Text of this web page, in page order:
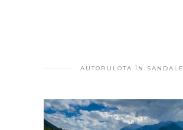
AUTORULOTA ÎN SANDALE